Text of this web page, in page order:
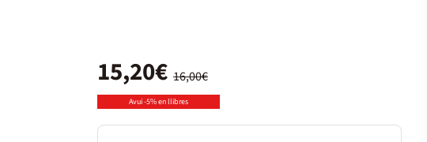
16,00€
15,20€
Avui -5% en llibres